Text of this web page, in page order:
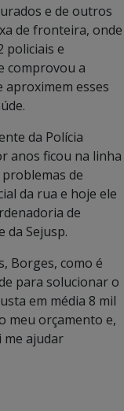
e de outros
de fronteira, onde
policiais e
comprovou a
aproximem esses
da Polícia
anos ficou na linha
de
da rua e hoje ele
de
da Sejusp.
Borges, como é
para solucionar o
em média 8 mil
meu orçamento e,
me ajudar